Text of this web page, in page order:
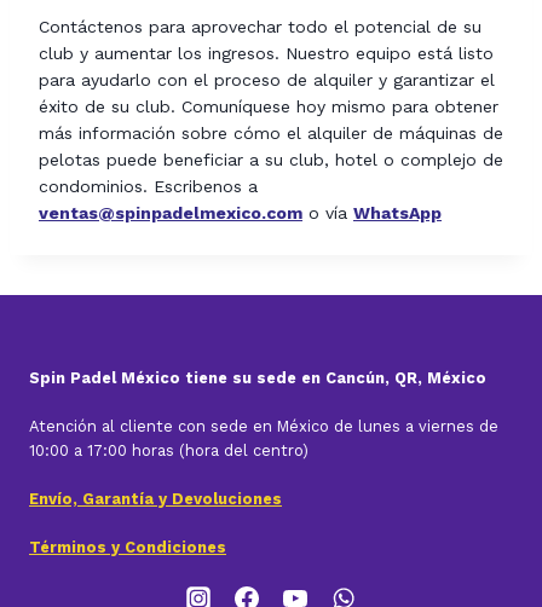
Contáctenos para aprovechar todo el potencial de su
club y aumentar los ingresos. Nuestro equipo está listo
para ayudarlo con el proceso de alquiler y garantizar el
éxito de su club. Comuníquese hoy mismo para obtener
más información sobre cómo el alquiler de máquinas de
pelotas puede beneficiar a su club, hotel o complejo de
condominios. Escribenos a
ventas@spinpadelmexico.com o vía WhatsApp
Spin Padel México tiene su sede en Cancún, QR, México
Atención al cliente con sede en México de lunes a viernes de
10:00 a 17:00 horas (hora del centro)
Envío, Garantía y Devoluciones
Términos y Condiciones